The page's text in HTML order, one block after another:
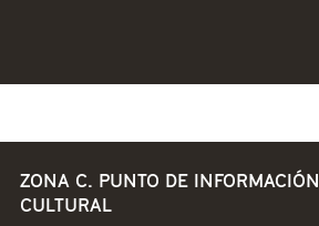
ZONA C. PUNTO DE INFORMACIÓN
CULTURAL